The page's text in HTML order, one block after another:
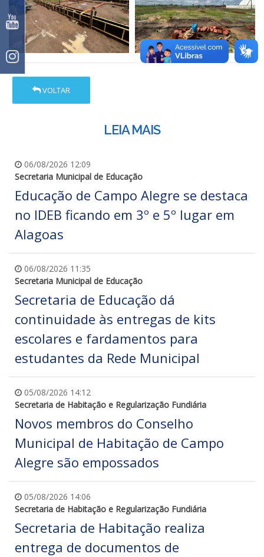
VOLTAR
LEIA MAIS
06/08/2026 12:09
Secretaria Municipal de Educação
Educação de Campo Alegre se destaca
no IDEB ficando em 3º e 5º lugar em
Alagoas
06/08/2026 11:35
Secretaria Municipal de Educação
Secretaria de Educação dá
continuidade às entregas de kits
escolares e fardamentos para
estudantes da Rede Municipal
05/08/2026 14:12
Secretaria de Habitação e Regularização Fundiária
Novos membros do Conselho
Municipal de Habitação de Campo
Alegre são empossados
05/08/2026 14:06
Secretaria de Habitação e Regularização Fundiária
Secretaria de Habitação realiza
entrega de documentos de